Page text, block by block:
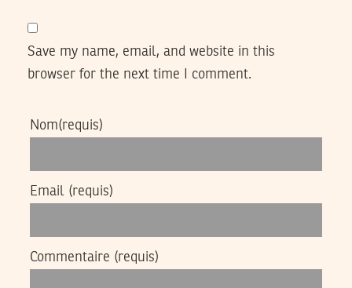
Save my name, email, and website in this
browser for the next time I comment.
Nom(requis)
Email (requis)
Commentaire (requis)